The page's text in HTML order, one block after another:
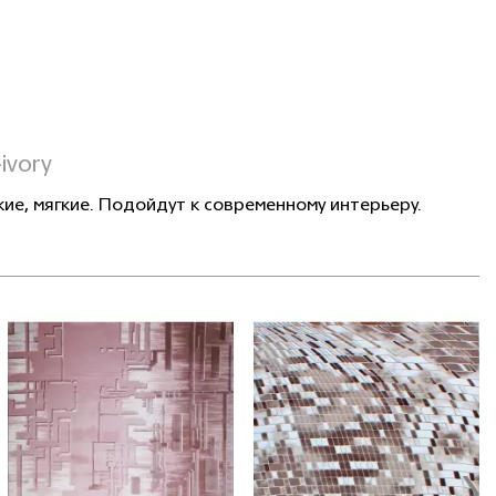
мягкие. Подойдут к современному интерьеру.